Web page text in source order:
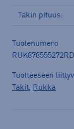
Takin pituus:
Tuotenumero
RUK878555272RD
Tuotteeseen
Takit, Rukka